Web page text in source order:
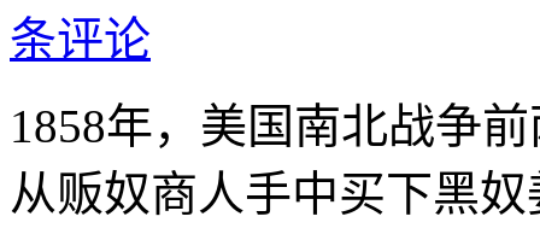
条评论
1858年，美国南北战争
从贩奴商人手中买下黑